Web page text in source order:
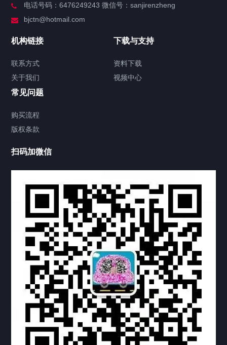
服务分类
签署类文件海牙认证程序费用
视频中心
热门标签 TAG
机构链接
联系方式 关于我们
下载与支持
资料下载 视频中心
常见问题
购买流程 版权条款
电话号码：6476249243 微信号：sanjirenzheng
bjctn@hotmail.com
机构链接
联系方式
关于我们
下载与支持
资料下载
视频中心
常见问题
购买流程
版权条款
扫码加微信